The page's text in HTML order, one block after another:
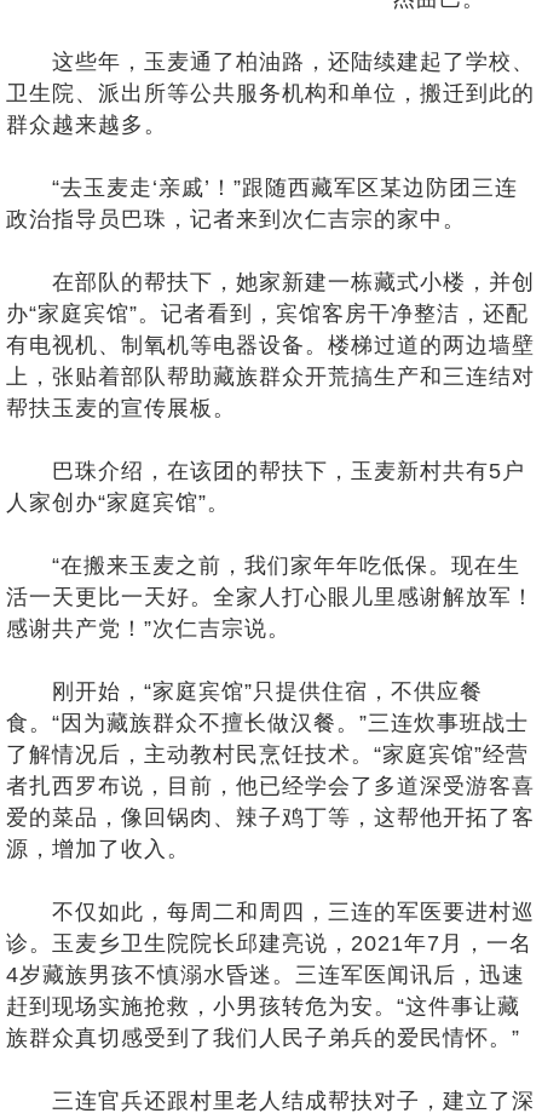
这些年，玉麦通了柏油路，还陆续建起了学校、
卫生院、派出所等公共服务机构和单位，搬迁到此的
群众越来越多。
“去玉麦走‘亲戚’！”跟随西藏军区某边防团三连
政治指导员巴珠，记者来到次仁吉宗的家中。
在部队的帮扶下，她家新建一栋藏式小楼，并创
办“家庭宾馆”。记者看到，宾馆客房干净整洁，还配
有电视机、制氧机等电器设备。楼梯过道的两边墙壁
上，张贴着部队帮助藏族群众开荒搞生产和三连结对
帮扶玉麦的宣传展板。
巴珠介绍，在该团的帮扶下，玉麦新村共有5户
人家创办“家庭宾馆”。
“在搬来玉麦之前，我们家年年吃低保。现在生
活一天更比一天好。全家人打心眼儿里感谢解放军！
感谢共产党！”次仁吉宗说。
刚开始，“家庭宾馆”只提供住宿，不供应餐
食。“因为藏族群众不擅长做汉餐。”三连炊事班战士
了解情况后，主动教村民烹饪技术。“家庭宾馆”经营
者扎西罗布说，目前，他已经学会了多道深受游客喜
爱的菜品，像回锅肉、辣子鸡丁等，这帮他开拓了客
源，增加了收入。
不仅如此，每周二和周四，三连的军医要进村巡
诊。玉麦乡卫生院院长邱建亮说，2021年7月，一名
4岁藏族男孩不慎溺水昏迷。三连军医闻讯后，迅速
赶到现场实施抢救，小男孩转危为安。“这件事让藏
族群众真切感受到了我们人民子弟兵的爱民情怀。”
三连官兵还跟村里老人结成帮扶对子，建立了深